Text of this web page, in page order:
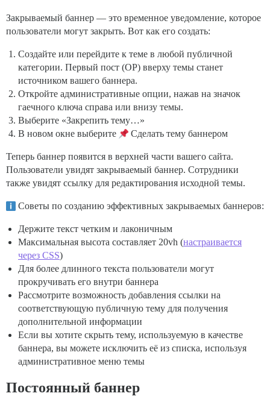
Закрываемый баннер — это временное уведомление, которое
пользователи могут закрыть. Вот как его создать:
Создайте или перейдите к теме в любой публичной
категории. Первый пост (OP) вверху темы станет
источником вашего баннера.
Откройте административные опции, нажав на значок
гаечного ключа справа или внизу темы.
Выберите «Закрепить тему…»
В новом окне выберите
Сделать тему баннером
Теперь баннер появится в верхней части вашего сайта.
Пользователи увидят закрываемый баннер. Сотрудники
также увидят ссылку для редактирования исходной темы.
Советы по созданию эффективных закрываемых баннеров:
Держите текст четким и лаконичным
Максимальная высота составляет 20vh (настраивается
через CSS)
Для более длинного текста пользователи могут
прокручивать его внутри баннера
Рассмотрите возможность добавления ссылки на
соответствующую публичную тему для получения
дополнительной информации
Если вы хотите скрыть тему, используемую в качестве
баннера, вы можете исключить её из списка, используя
административное меню темы
Постоянный баннер